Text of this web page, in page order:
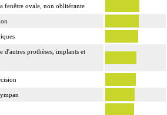
fenêtre ovale, non oblitérante
d'autres prothèses, implants et